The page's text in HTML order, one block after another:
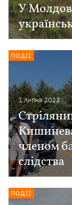
У
1 липня 2023
членом
слідства
ПОДІЇ
ПОДІЇ